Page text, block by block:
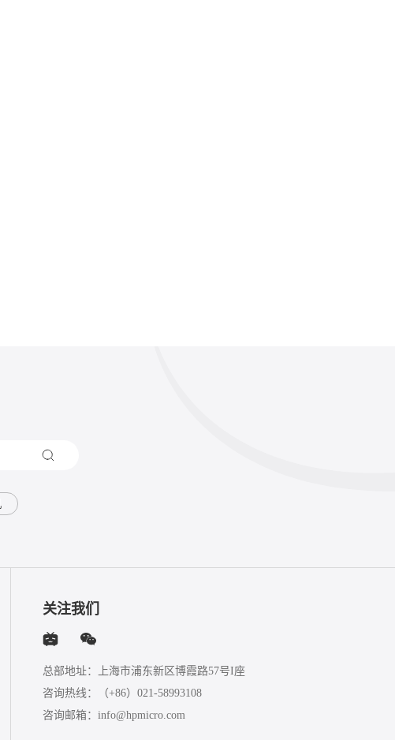
关注我们
总部地址：上海市浦东新区博霞路57号I座
咨询热线：
（+86）021-58993108
咨询邮箱：info@hpmicro.com